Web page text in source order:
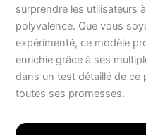
surprendre les utilisateurs
polyvalence. Que vous
expérimenté, ce modèle
enrichie grâce à ses
dans un test détaillé de ce
toutes ses promesses.